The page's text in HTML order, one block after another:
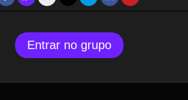
Entrar no grupo